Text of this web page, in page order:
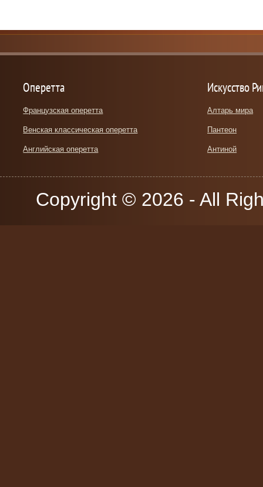
Оперетта
Французская оперетта
Венская классическая оперетта
Английская оперетта
Искусство
Алтарь мира
Пантеон
Антиной
Copyright © 2026 - All